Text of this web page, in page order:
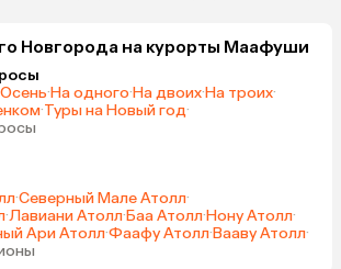
Новгорода на курорты Маафуши
Осень·На одного·На двоих·На троих·
·Туры на Новый год·
·Северный Мале Атолл·
·Лавиани Атолл·Баа Атолл·Нону Атолл·
Ари Атолл·Фаафу Атолл·Вааву Атолл·